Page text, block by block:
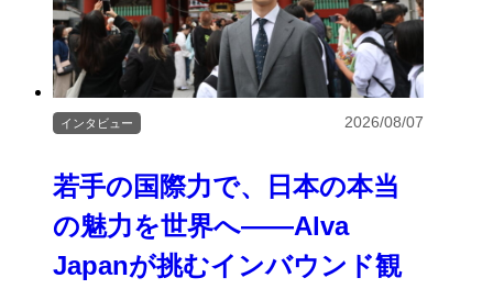
若手の国際力で、日本の本当
の魅力を世界へ――Alva
Japanが挑むインバウンド観
インタビュー 2026/08/07